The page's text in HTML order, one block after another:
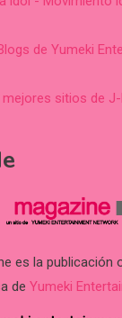
de Yumeki
sitios de
es la publicación
de Yumeki